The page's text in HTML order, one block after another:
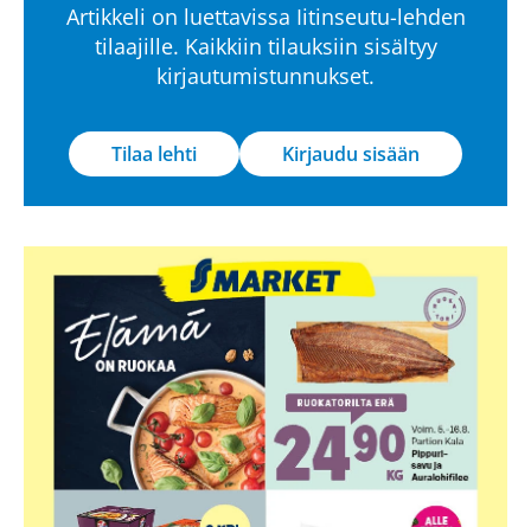
Artikkeli on luettavissa Iitinseutu-lehden
tilaajille. Kaikkiin tilauksiin sisältyy
kirjautumistunnukset.
Tilaa lehti Kirjaudu sisään